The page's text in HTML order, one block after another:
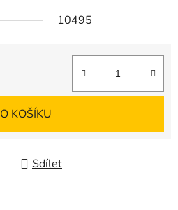
10495
KOŠÍKU
Sdílet